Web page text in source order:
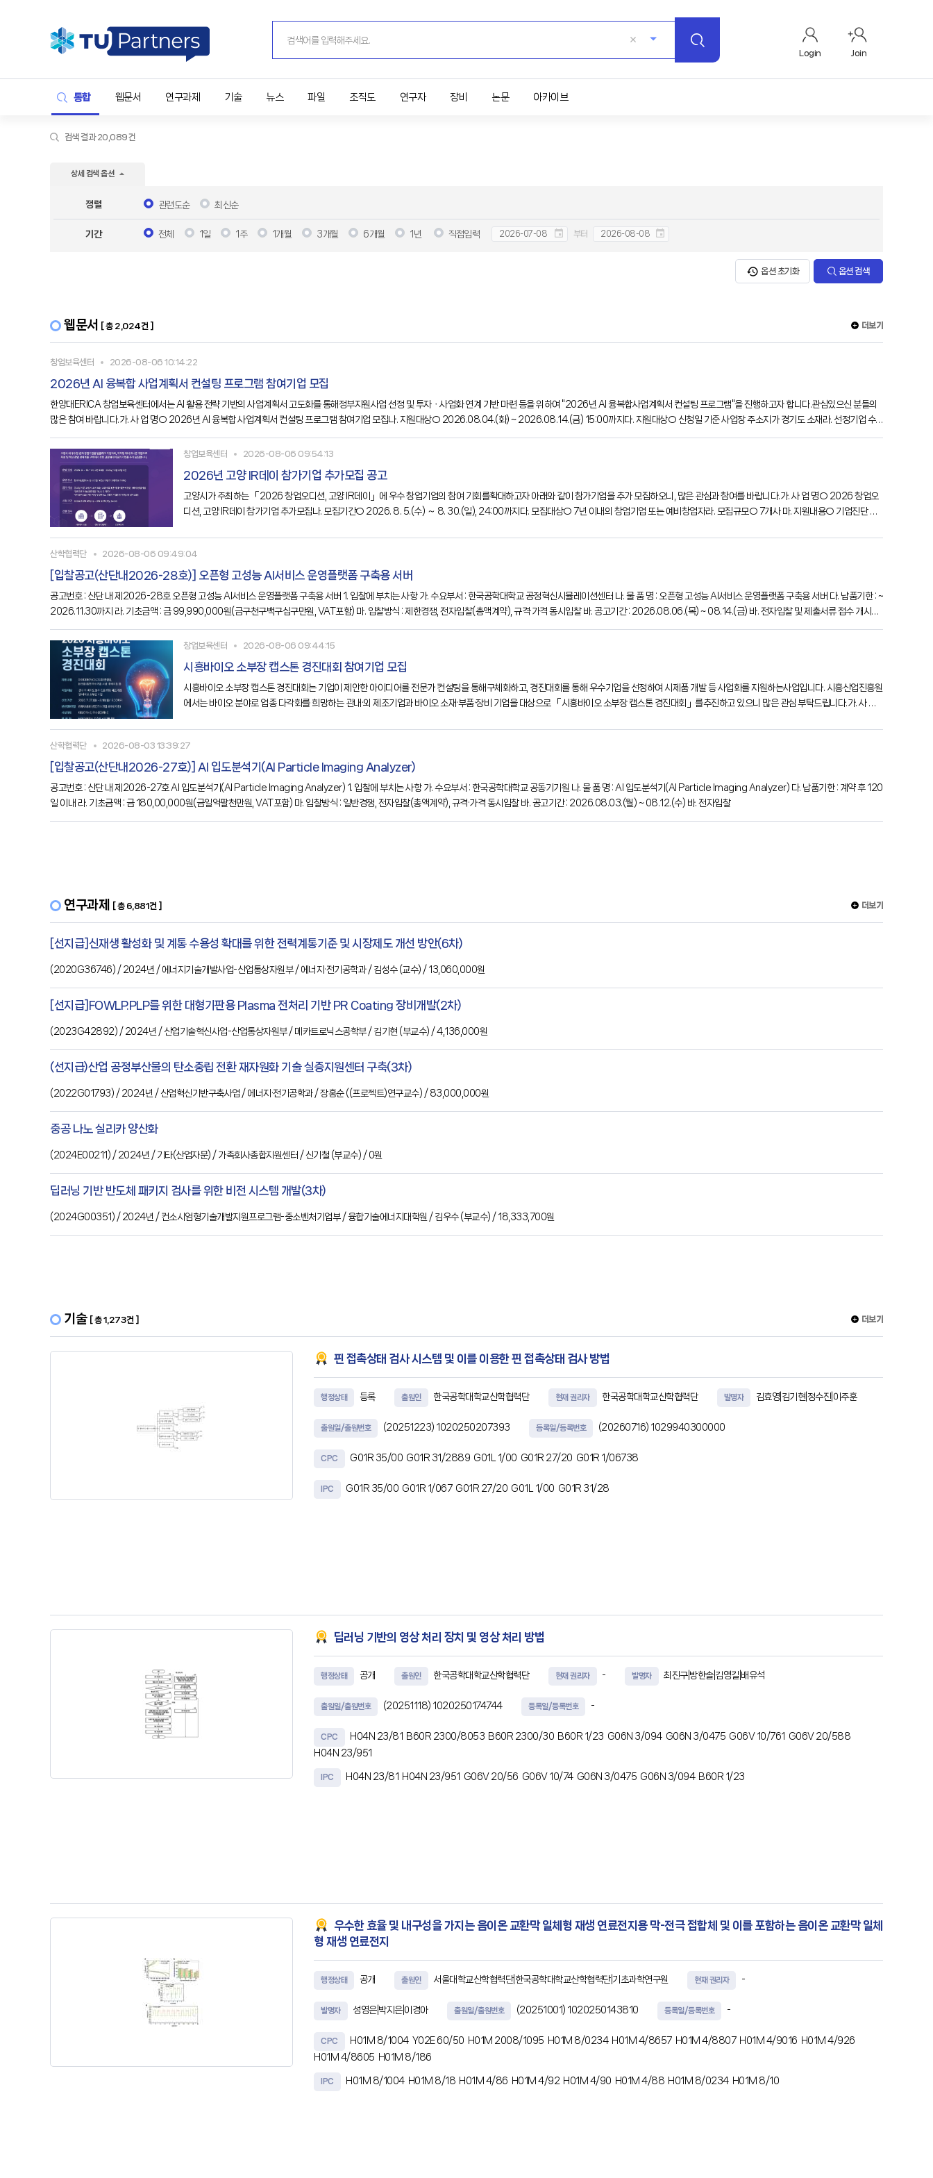
Login Join
통합 웹문서 연구과제 기술 뉴스 파일 조직도 연구자 장비 논문 아카이브
검색 결과 20,089건
상세 검색 옵션
정렬 관련도순 최신순
기간 전체 1일 1주 1개월 3개월 6개월 1년 직접입력 부터
옵션 초기화 옵션 검색
웹문서 [ 총 2,024건 ] 더보기
창업보육센터 2026-08-06 10:14:22
2026년 AI 융복합 사업계획서 컨설팅 프로그램 참여기업 모집
한양대ERICA 창업보육센터에서는 AI 활용 전략 기반의 사업계획서 고도화를 통해정부지원사업 선정 및 투자ㆍ사업화 연계 기반 마련 등을 위하여 "2026년 AI 융복합사업계획서 컨설팅 프로그램"을 진행하고자 합니다.관심있으신 분들의
많은 참여 바랍니다.가. 사 업 명○ 2026년 AI 융복합 사업계획서 컨설팅 프로그램 참여기업 모집나. 지원대상○ 2026.08.04.(화) ~ 2026.08.14.(금) 15:00까지다. 지원대상○ 신청일 기준 사업장 주소지가 경기도 소재라. 선정기업 수
창업보육센터 2026-08-06 09:54:13
2026년 고양 IR데이 참가기업 추가모집 공고
고양시가 주최하는 「2026 창업오디션, 고양 IR데이」에 우수 창업기업의 참여 기회를확대하고자 아래와 같이 참가기업을 추가 모집하오니, 많은 관심과 참여를 바랍니다.가. 사 업 명○ 2026 창업오
디션, 고양 IR데이 참가기업 추가모집나. 모집기간○ 2026. 8. 5.(수) ～ 8. 30.(일), 24:00까지다. 모집대상○ 7년 이내의 창업기업 또는 예비창업자라. 모집규모○ 7개사 마. 지원내용○ 기업진단 및
산학협력단 2026-08-06 09:49:04
[입찰공고(산단내2026-28호)] 오픈형 고성능 AI서비스 운영플랫폼 구축용 서버
공고번호 : 산단 내 제2026-28호 오픈형 고성능 AI서비스 운영플랫폼 구축용 서버 1. 입찰에 부치는 사항 가. 수요부서 : 한국공학대학교 공정혁신시뮬레이션센터 나. 물 품 명 : 오픈형 고성능 AI서비스 운영플랫폼 구축용 서버 다. 납품기한 : ~
2026.11.30까지 라. 기초금액 : 금 99,990,000원(금구천구백구십구만원, VAT포함) 마. 입찰방식 : 제한경쟁, 전자입찰(총액계약), 규격·가격 동시입찰 바. 공고기간 : 2026.08.06.(목) ~ 08.14.(금) 바. 전자입찰 및 제출서류 접수 개시일
창업보육센터 2026-08-06 09:44:15
시흥바이오 소부장 캡스톤 경진대회 참여기업 모집
시흥바이오 소부장 캡스톤 경진대회는 기업이 제안한 아이디어를 전문가 컨설팅을 통해구체화하고, 경진대회를 통해 우수기업을 선정하여 시제품 개발 등 사업화를 지원하는사업입니다. 시흥산업진흥원
에서는 바이오 분야로 업종 다각화를 희망하는 관내·외 제조기업과 바이오 소재·부품·장비 기업을 대상으로 「시흥바이오 소부장 캡스톤 경진대회」를추진하고 있으니 많은 관심 부탁드립니다.가. 사 업
산학협력단 2026-08-03 13:39:27
[입찰공고(산단내2026-27호)] Al 입도분석기(Al Particle Imaging Analyzer)
공고번호 : 산단 내 제2026-27호 Al 입도분석기(Al Particle Imaging Analyzer) 1. 입찰에 부치는 사항 가. 수요부서 : 한국공학대학교 공동기기원 나. 물 품 명 : Al 입도분석기(Al Particle Imaging Analyzer) 다. 납품기한 : 계약 후 120
일 이내 라. 기초금액 : 금 180,00,000원(금일억팔천만원, VAT포함) 마. 입찰방식 : 일반경쟁, 전자입찰(총액계약), 규격·가격 동시입찰 바. 공고기간 : 2026.08.03.(월) ~ 08.12.(수) 바. 전자입찰
연구과제 [ 총 6,881건 ] 더보기
[선지급]신재생 활성화 및 계통 수용성 확대를 위한 전력계통기준 및 시장제도 개선 방안(6차)
( 2020G36746 ) / 2024년 / 에너지기술개발사업-산업통상자원부 / 에너지·전기공학과 / 김성수 (교수) / 13,060,000원
[선지급]FOWLP.PLP를 위한 대형기판용 Plasma 전처리 기반 PR Coating 장비개발(2차)
( 2023G42892 ) / 2024년 / 산업기술혁신사업-산업통상자원부 / 메카트로닉스공학부 / 김기현 (부교수) / 4,136,000원
(선지급)산업 공정부산물의 탄소중립 전환 재자원화 기술 실증지원센터 구축(3차)
( 2022G01793 ) / 2024년 / 산업혁신기반구축사업 / 에너지·전기공학과 / 장홍순 ((프로젝트)연구교수) / 83,000,000원
중공 나노 실리카 양산화
( 2024E00211 ) / 2024년 / 기타(산업자문) / 가족회사종합지원센터 / 신기철 (부교수) / 0원
딥러닝 기반 반도체 패키지 검사를 위한 비전 시스템 개발(3차)
( 2024G00351 ) / 2024년 / 컨소시엄형기술개발지원프로그램-중소벤처기업부 / 융합기술에너지대학원 / 김우수 (부교수) / 18,333,700원
기술 [ 총 1,273건 ] 더보기
핀 접촉상태 검사 시스템 및 이를 이용한 핀 접촉상태 검사 방법
행정상태 등록 출원인 한국공학대학교산학협력단 현재 권리자 한국공학대학교산학협력단 발명자 김효영|김기현|정수진|이주훈
출원일/출원번호 (20251223) 1020250207393 등록일/등록번호 (20260716) 1029940300000
CPC G01R 35/00 G01R 31/2889 G01L 1/00 G01R 27/20 G01R 1/06738
IPC G01R 35/00 G01R 1/067 G01R 27/20 G01L 1/00 G01R 31/28
딥러닝 기반의 영상 처리 장치 및 영상 처리 방법
행정상태 공개 출원인 한국공학대학교산학협력단 현재 권리자 - 발명자 최진구|방한솔|김영길|배유석
출원일/출원번호 (20251118) 1020250174744 등록일/등록번호 -
CPC H04N 23/81 B60R 2300/8053 B60R 2300/30 B60R 1/23 G06N 3/094 G06N 3/0475 G06V 10/761 G06V 20/588
H04N 23/951
IPC H04N 23/81 H04N 23/951 G06V 20/56 G06V 10/74 G06N 3/0475 G06N 3/094 B60R 1/23
우수한 효율 및 내구성을 가지는 음이온 교환막 일체형 재생 연료전지용 막-전극 접합체 및 이를 포함하는 음이온 교환막 일체
형 재생 연료전지
행정상태 공개 출원인 서울대학교산학협력단|한국공학대학교산학협력단|기초과학연구원 현재 권리자 -
발명자 성영은|박지은|이경아 출원일/출원번호 (20251001) 1020250143810 등록일/등록번호 -
CPC H01M 8/1004 Y02E 60/50 H01M 2008/1095 H01M 8/0234 H01M 4/8657 H01M 4/8807 H01M 4/9016 H01M 4/926
H01M 4/8605 H01M 8/186
IPC H01M 8/1004 H01M 8/18 H01M 4/86 H01M 4/92 H01M 4/90 H01M 4/88 H01M 8/0234 H01M 8/10